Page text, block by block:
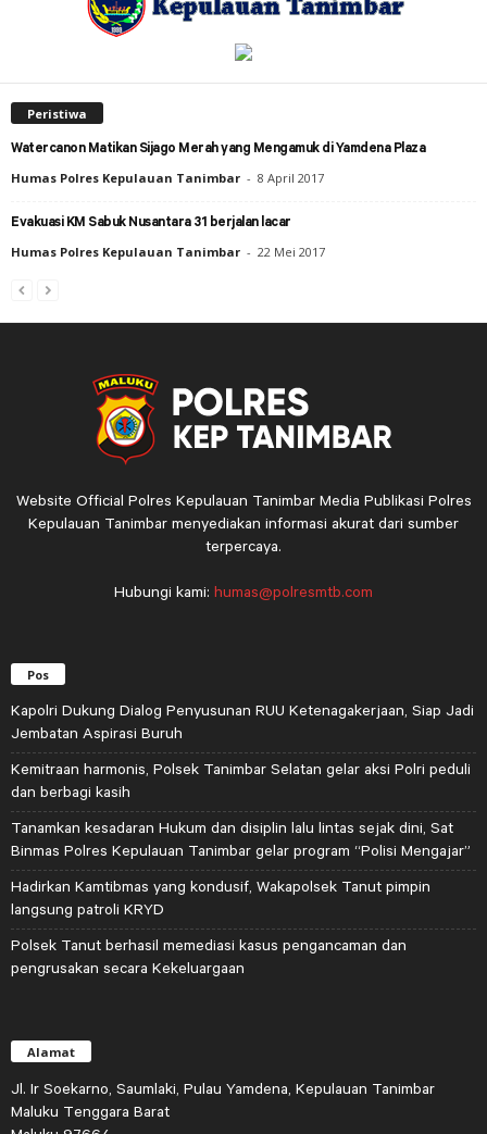
Peristiwa
Watercanon Matikan Sijago Merah yang Mengamuk di Yamdena Plaza
Humas Polres Kepulauan Tanimbar - 8 April 2017
Evakuasi KM Sabuk Nusantara 31 berjalan lacar
Humas Polres Kepulauan Tanimbar - 22 Mei 2017
Website Official Polres Kepulauan Tanimbar Media Publikasi Polres
Kepulauan Tanimbar menyediakan informasi akurat dari sumber
terpercaya.
Hubungi kami: humas@polresmtb.com
Pos
Kapolri Dukung Dialog Penyusunan RUU Ketenagakerjaan, Siap Jadi
Jembatan Aspirasi Buruh
Kemitraan harmonis, Polsek Tanimbar Selatan gelar aksi Polri peduli
dan berbagi kasih
Tanamkan kesadaran Hukum dan disiplin lalu lintas sejak dini, Sat
Binmas Polres Kepulauan Tanimbar gelar program “Polisi Mengajar”
Hadirkan Kamtibmas yang kondusif, Wakapolsek Tanut pimpin
langsung patroli KRYD
Polsek Tanut berhasil memediasi kasus pengancaman dan
pengrusakan secara Kekeluargaan
Alamat
Jl. Ir Soekarno, Saumlaki, Pulau Yamdena, Kepulauan Tanimbar
Maluku Tenggara Barat